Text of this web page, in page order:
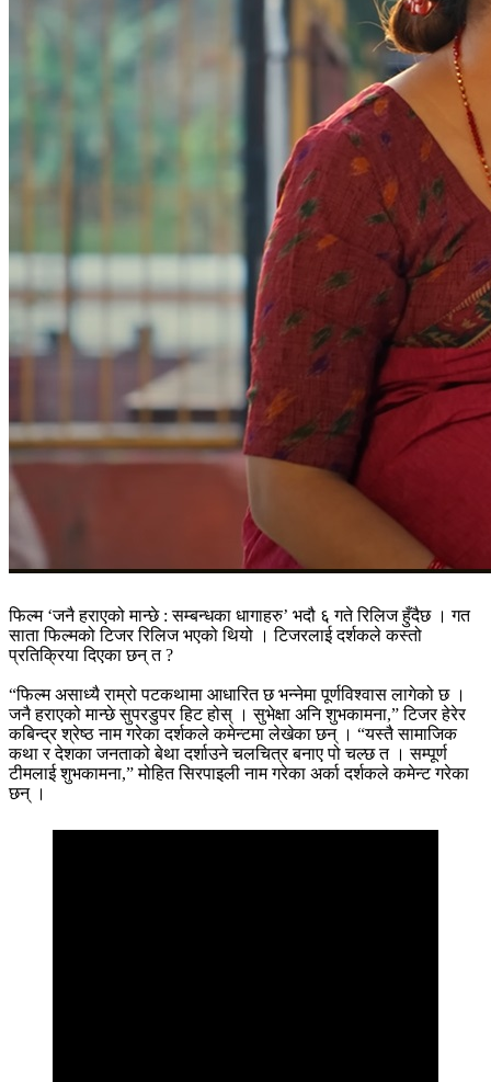
फिल्म ‘जनै हराएको मान्छे : सम्बन्धका धागाहरु’ भदौ ६ गते रिलिज हुँदैछ । गत
साता फिल्मको टिजर रिलिज भएको थियो । टिजरलाई दर्शकले कस्तो
प्रतिक्रिया दिएका छन् त ?
“फिल्म असाध्यै राम्रो पटकथामा आधारित छ भन्नेमा पूर्णविश्वास लागेको छ ।
जनै हराएको मान्छे सुपरडुपर हिट होस् । सुभेक्षा अनि शुभकामना,” टिजर हेरेर
कबिन्द्र श्रेष्ठ नाम गरेका दर्शकले कमेन्टमा लेखेका छन् । “यस्तै सामाजिक
कथा र देशका जनताको बेथा दर्शाउने चलचित्र बनाए पो चल्छ त । सम्पूर्ण
टीमलाई शुभकामना,” मोहित सिरपाइली नाम गरेका अर्का दर्शकले कमेन्ट गरेका
छन् ।